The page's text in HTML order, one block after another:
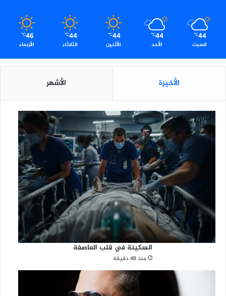
44
℃
السبت
44
℃
الأحد
44
℃
الأثنين
44
℃
الثلاثاء
46
℃
الأربعاء
الأخيرة الأشهر
السكينة في قلب العاصفة
منذ 48 دقيقة